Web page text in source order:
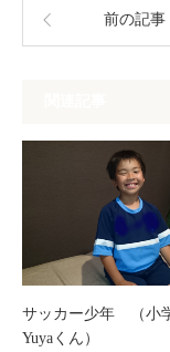
前の記事
サッカー少年 （小
Yuyaくん）